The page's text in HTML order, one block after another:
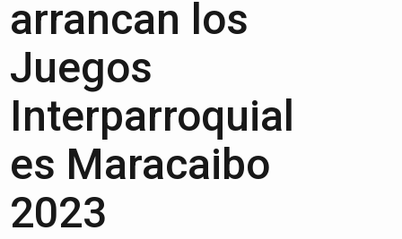
arrancan los
Juegos
Interparroquial
es Maracaibo
2023